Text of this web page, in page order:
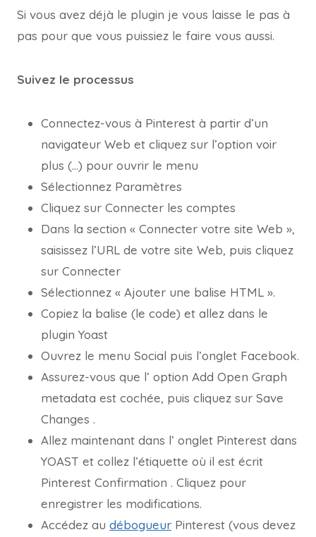
Si vous avez déjà le plugin je vous laisse le pas à
pas pour que vous puissiez le faire vous aussi.
Suivez le processus
Connectez-vous à Pinterest à partir d’un
navigateur Web et cliquez sur l’option voir
plus (…) pour ouvrir le menu
Sélectionnez Paramètres
Cliquez sur Connecter les comptes
Dans la section « Connecter votre site Web »,
saisissez l’URL de votre site Web, puis cliquez
sur Connecter
Sélectionnez « Ajouter une balise HTML ».
Copiez la balise (le code) et allez dans le
plugin Yoast
Ouvrez le menu Social puis l’onglet Facebook.
Assurez-vous que l’ option Add Open Graph
metadata est cochée, puis cliquez sur Save
Changes .
Allez maintenant dans l’ onglet Pinterest dans
YOAST et collez l’étiquette où il est écrit
Pinterest Confirmation . Cliquez pour
enregistrer les modifications.
Accédez au débogueur Pinterest (vous devez